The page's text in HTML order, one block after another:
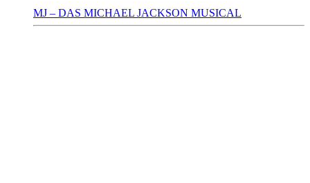
MJ – DAS MICHAEL JACKSON MUSICAL